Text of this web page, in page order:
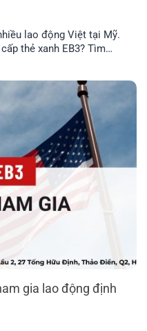
lao động Việt tại Mỹ.
thẻ xanh EB3? Tìm
gia lao động định